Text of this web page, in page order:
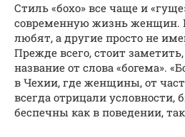
Стиль «бохо» все чаще и
современную жизнь женщин.
любят, а другие просто не
Прежде всего, стоит
название от слова «богема».
в Чехии, где женщины, от
всегда отрицали
беспечны как в поведении,